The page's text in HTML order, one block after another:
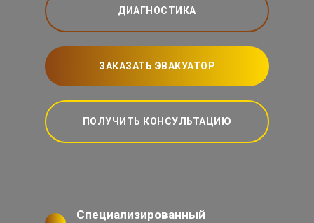
ДИАГНОСТИКА
ЗАКАЗАТЬ ЭВАКУАТОР
ПОЛУЧИТЬ КОНСУЛЬТАЦИЮ
Специализированный